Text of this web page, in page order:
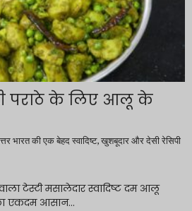
पराठे के लिए आलू के
भारत की एक बेहद स्वादिष्ट, खुशबूदार और देसी रेसिपी
टेस्टी मसालेदार स्वादिष्ट दम आलू
एकदम आसान...